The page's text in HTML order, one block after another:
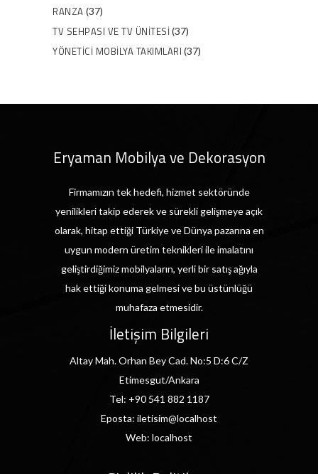
RANZA (37)
TV SEHPASI VE TV ÜNITESI (37)
YÖNETICI MOBILYA TAKIMLARI (37)
Eryaman Mobilya ve Dekorasyon
Firmamızın tek hedefi, hizmet sektöründe
yenilikleri takip ederek ve sürekli gelişmeye açık
olarak, hitap ettiği Türkiye ve Dünya pazarına en
uygun modern üretim teknikleri ile imalatını
geliştirdiğimiz mobilyaların, yerli bir satış ağıyla
hak ettiği konuma gelmesi ve bu üstünlüğü
muhafaza etmesidir.
İletişim Bilgileri
Altay Mah. Orhan Bey Cad. No:5 D:6 C/Z
Etimesgut/Ankara
Tel: +90 541 882 1187
Eposta: iletisim@localhost
Web: localhost